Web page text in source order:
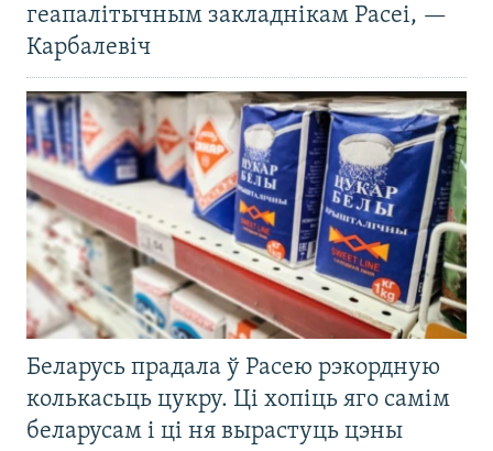
геапалітычным закладнікам Расеі, —
Карбалевіч
Беларусь прадала ў Расею рэкордную
колькасьць цукру. Ці хопіць яго самім
беларусам і ці ня вырастуць цэны